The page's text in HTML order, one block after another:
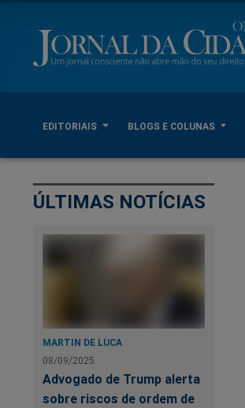
EDITORIAIS BLOGS E COLUNAS
ÚLTIMAS NOTÍCIAS
MARTIN DE LUCA
08/09/2025
Advogado de Trump alerta
sobre riscos de ordem de